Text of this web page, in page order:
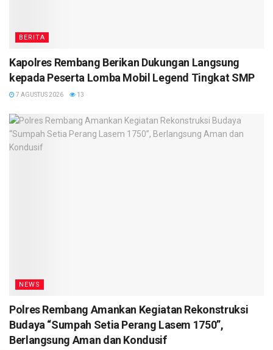
BERITA
Kapolres Rembang Berikan Dukungan Langsung
kepada Peserta Lomba Mobil Legend Tingkat SMP
7 AGUSTUS 2026 13
NEWS
Polres Rembang Amankan Kegiatan Rekonstruksi
Budaya “Sumpah Setia Perang Lasem 1750”,
Berlangsung Aman dan Kondusif